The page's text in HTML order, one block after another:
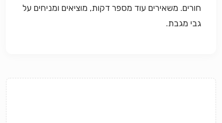
חורים. משאירים עוד מספר דקות, מוציאים ומניחים על
גבי מגבת.